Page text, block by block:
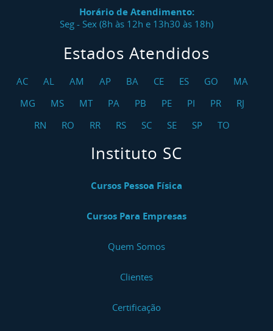
Horário de Atendimento:
Seg - Sex (8h às 12h e 13h30 às 18h)
Estados Atendidos
AC AL AM AP BA CE ES GO
MA
MG
MS MT PA PB PE PI PR
RJ
RN
RO RR RS SC SE SP TO
Instituto SC
Cursos Pessoa Física
Cursos Para Empresas
Quem Somos
Clientes
Certificação